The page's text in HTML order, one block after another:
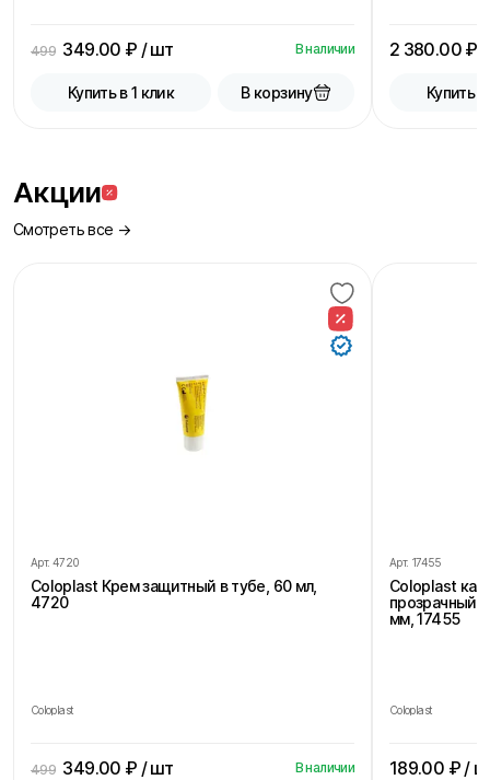
499 349.00 ₽ / шт В наличии
Купить в 1 клик В корзину
2 380.00₽ /
Купить в
Акции
Смотреть все →
Арт. 4720
Coloplast Крем защитный в тубе, 60 мл,
4720
Coloplast
499 349.00 ₽ / шт В наличии
Арт. 17455
Coloplast
прозрачный,
мм, 17455
Coloplast
189.00 ₽ /